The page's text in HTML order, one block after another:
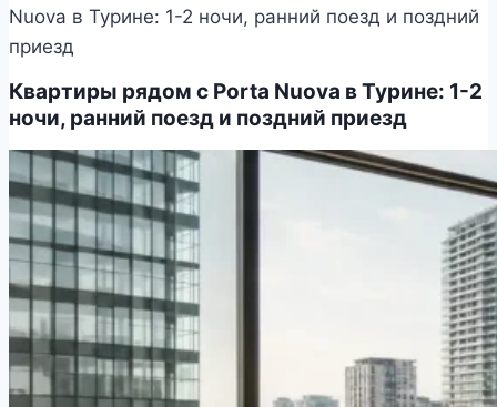
Nuova в Турине: 1-2 ночи, ранний поезд и поздний
приезд
Квартиры рядом с Porta Nuova в Турине: 1-2
ночи, ранний поезд и поздний приезд